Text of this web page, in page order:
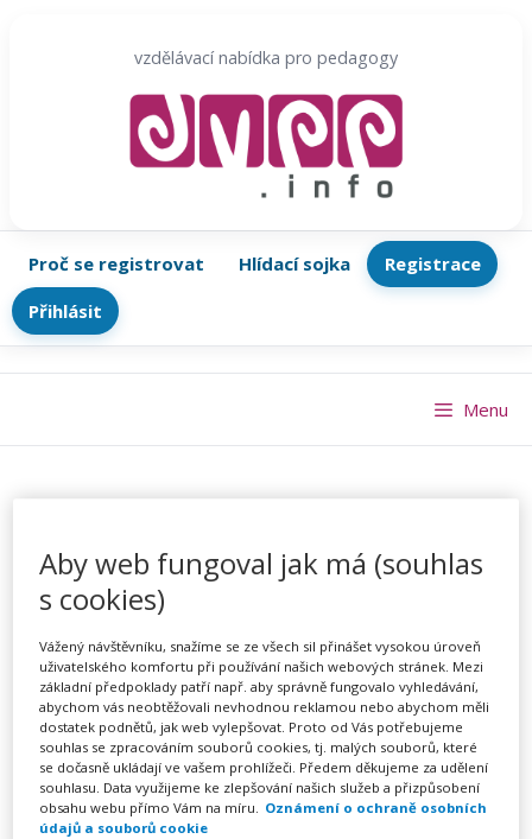
vzdělávací nabídka pro pedagogy
Proč se registrovat Hlídací sojka
Registrace
Přihlásit
Podnětné prostředí v MŠ
jako vzdělávací strategie
(webinář)
PořádáZřetel, s.r.o.
TERMÍN
21. 01. 2027
Menu
Aby web fungoval jak má (souhlas
s cookies)
Vážený návštěvníku, snažíme se ze všech sil přinášet vysokou úroveň
uživatelského komfortu při používání našich webových stránek. Mezi
základní předpoklady patří např. aby správně fungovalo vyhledávání,
abychom vás neobtěžovali nevhodnou reklamou nebo abychom měli
dostatek podnětů, jak web vylepšovat. Proto od Vás potřebujeme
souhlas se zpracováním souborů cookies, tj. malých souborů, které
se dočasně ukládají ve vašem prohlížeči. Předem děkujeme za udělení
souhlasu. Data využijeme ke zlepšování našich služeb a přizpůsobení
obsahu webu přímo Vám na míru. Oznámení o ochraně osobních
údajů a souborů cookie